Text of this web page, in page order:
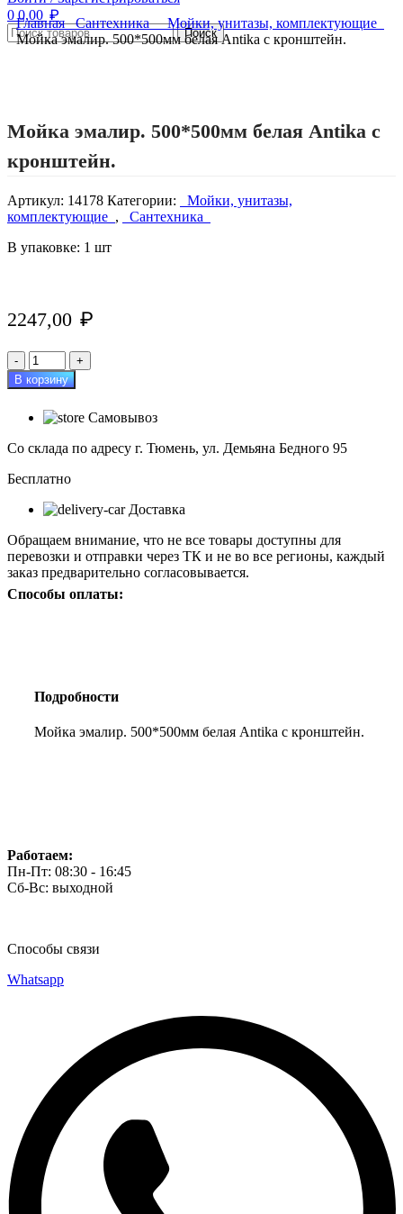
00,00 ₽
Поиск
ГлавнаяСантехникаМойки, унитазы, комплектующие
Мойка эмалир. 500*500мм белая Antika с кронштейн.
Мойка эмалир. 500*500мм белая Antika с
кронштейн.
Артикул: 14178 Категории:
Мойки, унитазы,
комплектующие ,
Сантехника
В упаковке: 1 шт
2247,00 ₽
Количество
товара
Мойка
эмалир.
500*500мм
Antika
кронштейн.
В корзину
Самовывоз
Со склада по адресу г. Тюмень, ул. Демьяна Бедного 95
Бесплатно
Доставка
Обращаем внимание, что не все товары доступны для
перевозки и отправки через ТК и не во все регионы, каждый
заказ предварительно согласовывается.
Способы оплаты:
Подробности
Мойка эмалир. 500*500мм белая Antika с кронштейн.
Работаем:
Пн-Пт: 08:30 - 16:45
Сб-Вс: выходной
Способы связи
Whatsapp